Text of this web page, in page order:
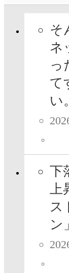
そ
ネ
っ
て
い。
下
上
ス
ン